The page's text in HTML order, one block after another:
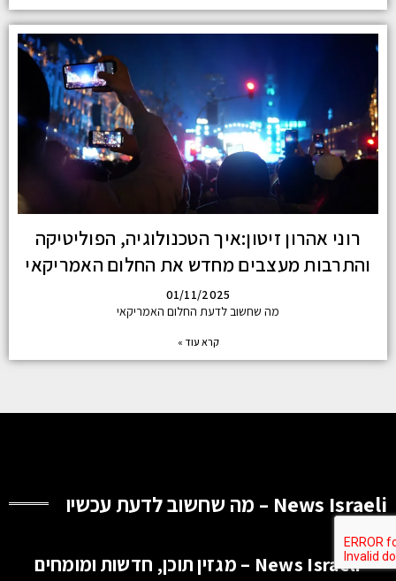
רוני אהרון זיטון:איך הטכנולוגיה, הפוליטיקה
והתרבות מעצבים מחדש את החלום האמריקאי
01/11/2025
מה שחשוב לדעת החלום האמריקאי
קרא עוד »
News Israeli – מה שחשוב לדעת עכשיו
News Israeli – מגזין תוכן, חדשות ומומחים